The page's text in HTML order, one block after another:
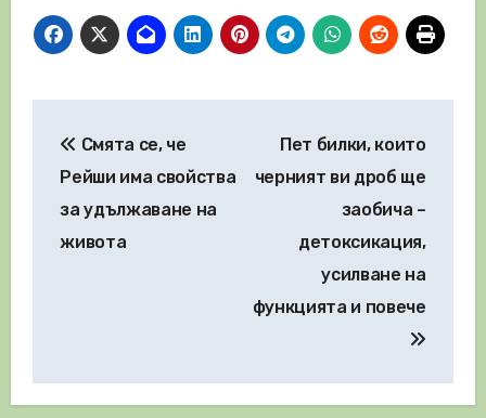
Смята се, че
Рейши има свойства
за удължаване на
живота
Пет билки, които
черният ви дроб ще
заобича –
детоксикация,
усилване на
функцията и повече